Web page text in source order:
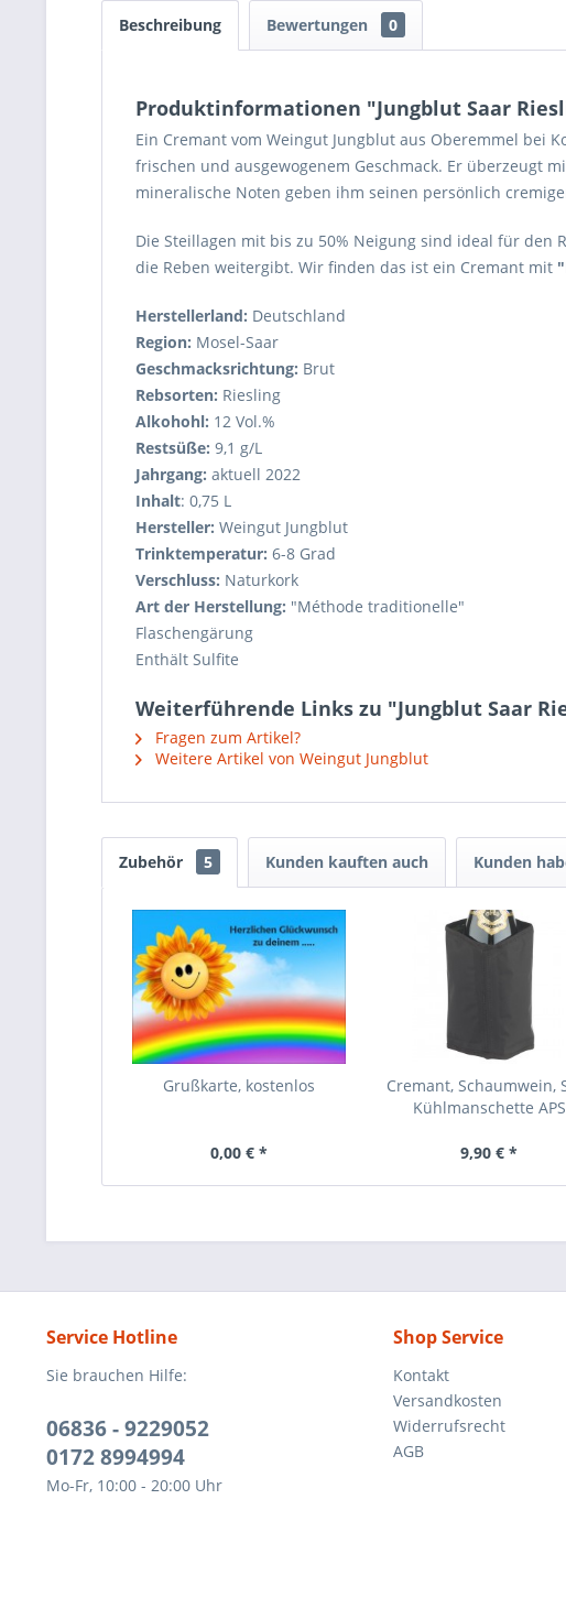
Beschreibung Bewertungen 0
Produktinformationen "Jungblut Saar
Ein Cremant vom Weingut Jungblut aus Oberemmel bei
frischen und ausgewogenem Geschmack. Er überzeugt
mineralische Noten geben ihm seinen persönlich
Die Steillagen mit bis zu 50% Neigung sind ideal für den
die Reben weitergibt. Wir finden das ist ein Cremant mit
Herstellerland: Deutschland
Region: Mosel-Saar
Geschmacksrichtung: Brut
Rebsorten: Riesling
Alkohohl: 12 Vol.%
Restsüße: 9,1 g/L
Jahrgang: aktuell 2022
Inhalt: 0,75 L
Hersteller: Weingut Jungblut
Trinktemperatur: 6-8 Grad
Verschluss: Naturkork
Art der Herstellung: "Méthode traditionelle"
Flaschengärung
Enthält Sulfite
Weiterführende Links zu "Jungblut Saar
Fragen zum Artikel?
Weitere Artikel von Weingut Jungblut
Zubehör 5 Kunden kauften auch Kunden
Grußkarte, kostenlos
0,00 € *
Cremant, Schaumwein,
Kühlmanschette APS
9,90 € *
Service Hotline
Sie brauchen Hilfe:
06836 - 9229052
0172 8994994
Mo-Fr, 10:00 - 20:00 Uhr
Shop Service
Kontakt
Versandkosten
Widerrufsrecht
AGB